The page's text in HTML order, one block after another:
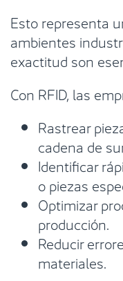
Esto representa
ambientes
exactitud son
Con RFID, las
Rastrear
cadena de
Identificar
o piezas
Optimizar
producción.
Reducir
materiales.